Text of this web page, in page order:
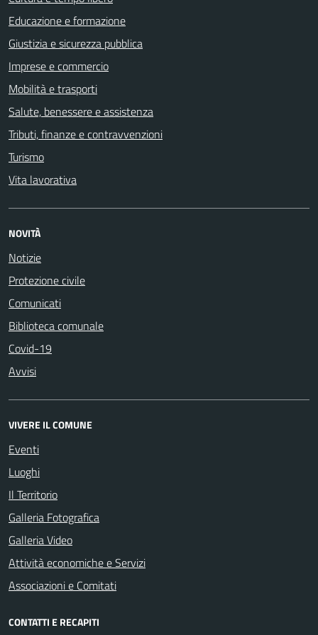
Educazione e formazione
Giustizia e sicurezza pubblica
Imprese e commercio
Mobilità e trasporti
Salute, benessere e assistenza
Tributi, finanze e contravvenzioni
Turismo
Vita lavorativa
NOVITÀ
Notizie
Protezione civile
Comunicati
Biblioteca comunale
Covid-19
Avvisi
VIVERE IL COMUNE
Eventi
Luoghi
Il Territorio
Galleria Fotografica
Galleria Video
Attività economiche e Servizi
Associazioni e Comitati
CONTATTI E RECAPITI